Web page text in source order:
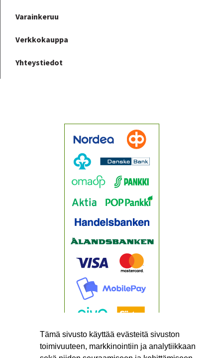
Tämä sivusto käyttää evästeitä sivuston
toimivuuteen, markkinointiin ja analytiikkaan
Varainkeruu
Verkkokauppa
Yhteystiedot